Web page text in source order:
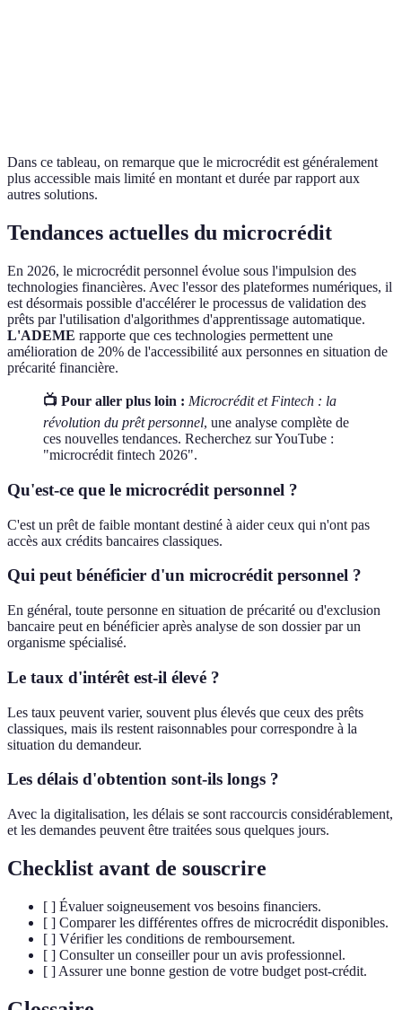
Dans ce tableau, on remarque que le microcrédit est généralement
plus accessible mais limité en montant et durée par rapport aux
autres solutions.
Tendances actuelles du microcrédit
En 2026, le microcrédit personnel évolue sous l'impulsion des
technologies financières. Avec l'essor des plateformes numériques, il
est désormais possible d'accélérer le processus de validation des
prêts par l'utilisation d'algorithmes d'apprentissage automatique.
L'ADEME rapporte que ces technologies permettent une
amélioration de 20% de l'accessibilité aux personnes en situation de
précarité financière.
📺 Pour aller plus loin : Microcrédit et Fintech : la
révolution du prêt personnel, une analyse complète de
ces nouvelles tendances. Recherchez sur YouTube :
"microcrédit fintech 2026".
Qu'est-ce que le microcrédit personnel ?
C'est un prêt de faible montant destiné à aider ceux qui n'ont pas
accès aux crédits bancaires classiques.
Qui peut bénéficier d'un microcrédit personnel ?
En général, toute personne en situation de précarité ou d'exclusion
bancaire peut en bénéficier après analyse de son dossier par un
organisme spécialisé.
Le taux d'intérêt est-il élevé ?
Les taux peuvent varier, souvent plus élevés que ceux des prêts
classiques, mais ils restent raisonnables pour correspondre à la
situation du demandeur.
Les délais d'obtention sont-ils longs ?
Avec la digitalisation, les délais se sont raccourcis considérablement,
et les demandes peuvent être traitées sous quelques jours.
Checklist avant de souscrire
[ ] Évaluer soigneusement vos besoins financiers.
[ ] Comparer les différentes offres de microcrédit disponibles.
[ ] Vérifier les conditions de remboursement.
[ ] Consulter un conseiller pour un avis professionnel.
[ ] Assurer une bonne gestion de votre budget post-crédit.